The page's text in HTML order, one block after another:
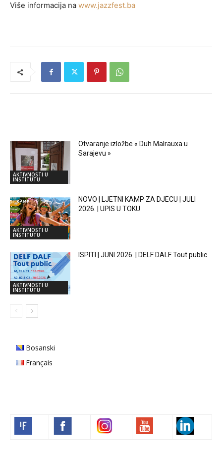
Više informacija na www.jazzfest.ba
AKTIVNOSTI U
INSTITUTU
Otvaranje izložbe « Duh Malrauxa u
Sarajevu »
AKTIVNOSTI U
INSTITUTU
NOVO | LJETNI KAMP ZA DJECU | JULI
2026. | UPIS U TOKU
AKTIVNOSTI U
INSTITUTU
ISPITI | JUNI 2026. | DELF DALF Tout public
Bosanski
Français